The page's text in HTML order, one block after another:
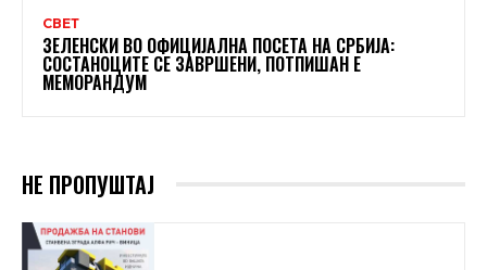
СВЕТ
ЗЕЛЕНСКИ ВО ОФИЦИЈАЛНА ПОСЕТА НА СРБИЈА:
СОСТАНОЦИТЕ СЕ ЗАВРШЕНИ, ПОТПИШАН Е
МЕМОРАНДУМ
НЕ ПРОПУШТАЈ